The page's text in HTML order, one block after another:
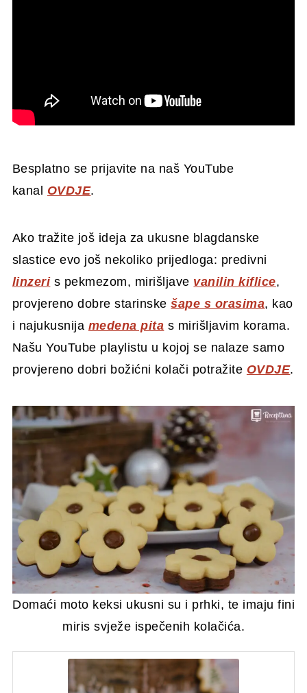
Besplatno se prijavite na naš YouTube
kanal OVDJE.
Ako tražite još ideja za ukusne blagdanske
slastice evo još nekoliko prijedloga: predivni
linzeris pekmezom, mirišljave vanilin kiflice,
provjereno dobre starinskešape s orasima, kao
i najukusnija medena pita s mirišljavim korama.
Našu YouTube playlistu u kojoj se nalaze samo
provjereno dobri božićni kolači potražite OVDJE.
Domaći moto keksi ukusni su i prhki, te imaju fini
miris svježe ispečenih kolačića.